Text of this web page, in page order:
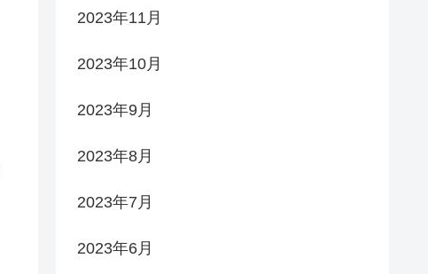
2023年11月
2023年10月
2023年9月
2023年8月
2023年7月
2023年6月